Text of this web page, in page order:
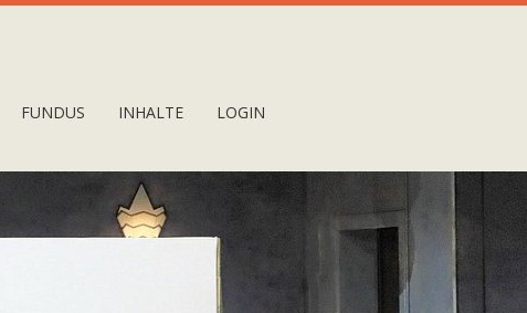
FUNDUS INHALTE LOGIN